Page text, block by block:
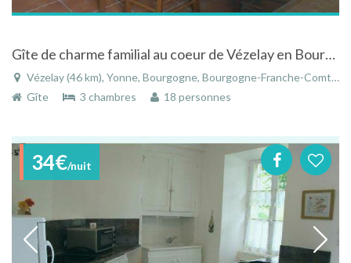
Gîte de charme familial au coeur de Vézelay en Bourgogne
Vézelay (46 km), Yonne, Bourgogne, Bourgogne-Franche-Comté, France
Gîte
3 chambres 18 personnes
34€/nuit